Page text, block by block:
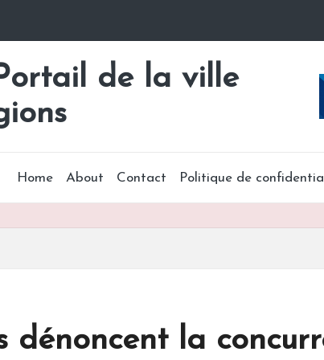
de la ville
Home About Contact Politique de
dénoncent la